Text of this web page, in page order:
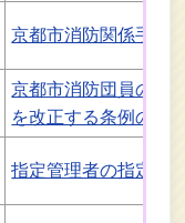
京都市消防関係手数
京都市消防団員の定
を改正する条例の制
指定管理者の指定